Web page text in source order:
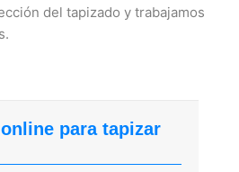
del tapizado y trabajamos
para tapizar